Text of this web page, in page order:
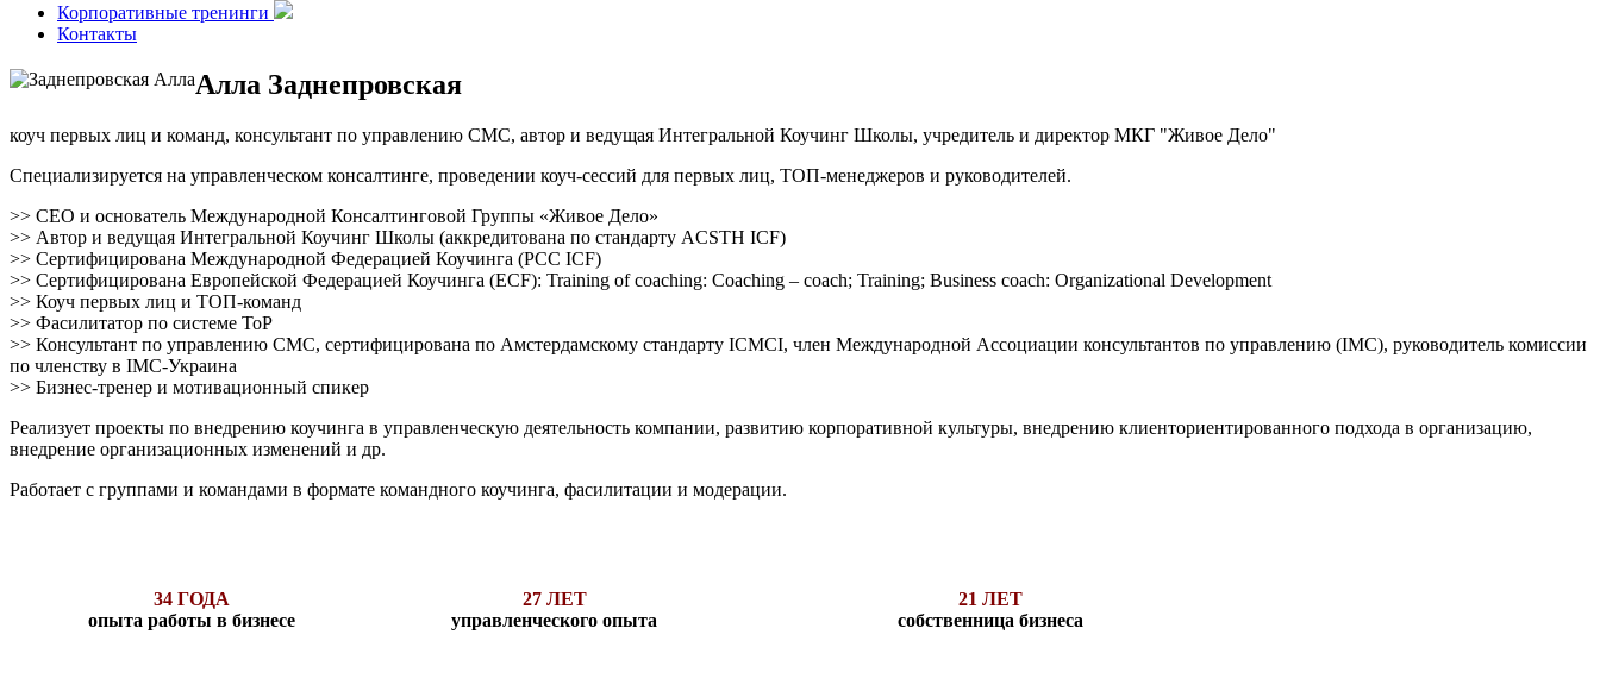
Корпоративные тренинги
Контакты
Алла Заднепровская
коуч первых лиц и команд, консультант по управлению СМС, автор и ведущая Интегральной Коучинг Школы, учредитель и директор МКГ "Живое Дело"
Специализируется на управленческом консалтинге, проведении коуч-сессий для первых лиц, ТОП-менеджеров и руководителей.
>> СЕО и основатель Международной Консалтинговой Группы «Живое Дело»
>> Автор и ведущая Интегральной Коучинг Школы (аккредитована по стандарту ACSTH ICF)
>> Сертифицирована Международной Федерацией Коучинга (PCC ICF)
>> Сертифицирована Европейской Федерацией Коучинга (ECF): Training of coaching: Coaching – coach; Training; Business coach: Organizational Development
>> Коуч первых лиц и ТОП-команд
>> Фасилитатор по системе ТоР
>> Консультант по управлению СМС, сертифицирована по Амстердамскому стандарту ICMCI, член Международной Ассоциации консультантов по управлению (IMC), руководитель комиссии
по членству в IMC-Украина
>> Бизнес-тренер и мотивационный спикер
Реализует проекты по внедрению коучинга в управленческую деятельность компании, развитию корпоративной культуры, внедрению клиенториентированного подхода в организацию,
внедрение организационных изменений и др.
Работает с группами и командами в формате командного коучинга, фасилитации и модерации.
34 ГОДА
опыта работы в бизнесе
27 ЛЕТ
управленческого опыта
21 ЛЕТ
собственница бизнеса